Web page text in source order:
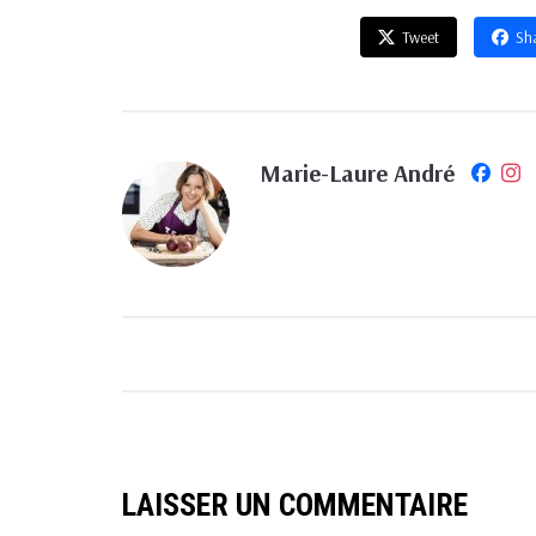
Tweet
Marie-Laure André
LAISSER UN COMMENTAIRE